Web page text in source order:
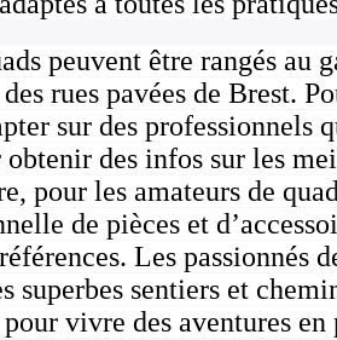
peuvent être rangés au
rues pavées de Brest.
sur des professionnels
des infos sur les
pour les amateurs de
de pièces et
Les passionnés
superbes sentiers et
vivre des aventures en